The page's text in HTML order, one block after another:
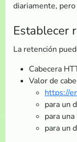
diariamente,
Establecer
La retención
Cabecera
Valor de
https://
para un
para
para un